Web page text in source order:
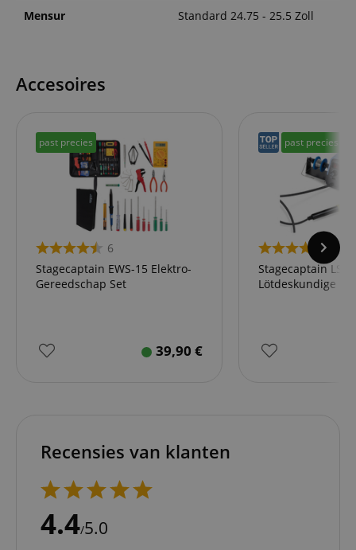
Mensur Standard 24.75 - 25.5 Zoll
Accesoires
past precies
6
Stagecaptain EWS-15 Elektro-
Gereedschap Set
39,90 €
past precies
Stagecaptain LS-
Lötdeskundige
Recensies van klanten
4.4/5.0